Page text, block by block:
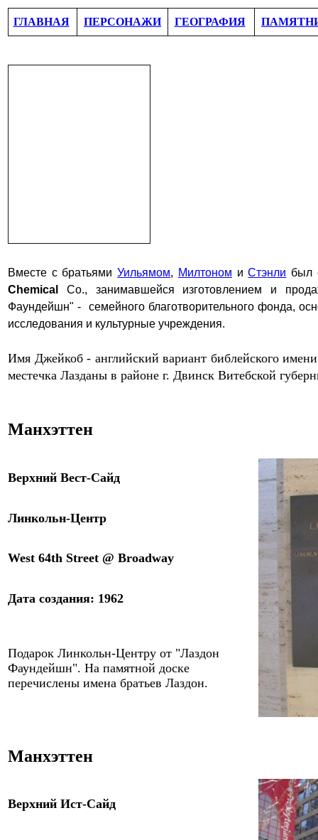
ГЛАВНАЯ ПЕРСОНАЖИ ГЕОГРАФИЯ
Вместе с братьямиУильямом, Милтоном иСтэнли был
Chemical
Co., занимавшейся изготовлением и
Фаундейшн" -
семейного благотворительного фонда,
исследования и культурные учреждения.
Имя Джейкоб - английский вариант библейского
местечка Лазданы в районе г. Двинск Витебской
Манхэттен
Верхний Вест-Сайд
Линкольн-Центр
West 64th Street @ Broadway
Дата создания: 1962
Подарок Линкольн-Центру от "Лаздон
Фаундейшн". На памятной доске
перечислены имена братьев Лаздон.
Манхэттен
Верхний Ист-Сайд